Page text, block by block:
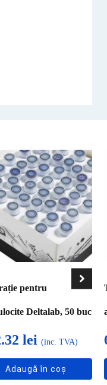
pentru
Deltalab, 50 buc
lei (inc. TVA)
Adaugă în coș